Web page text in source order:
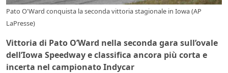
Pato O'Ward conquista la seconda vittoria stagionale in Iowa (AP
LaPresse)
Vittoria di Pato O’Ward nella seconda gara sull’ovale
dell’Iowa Speedway e classifica ancora più corta e
incerta nel campionato Indycar